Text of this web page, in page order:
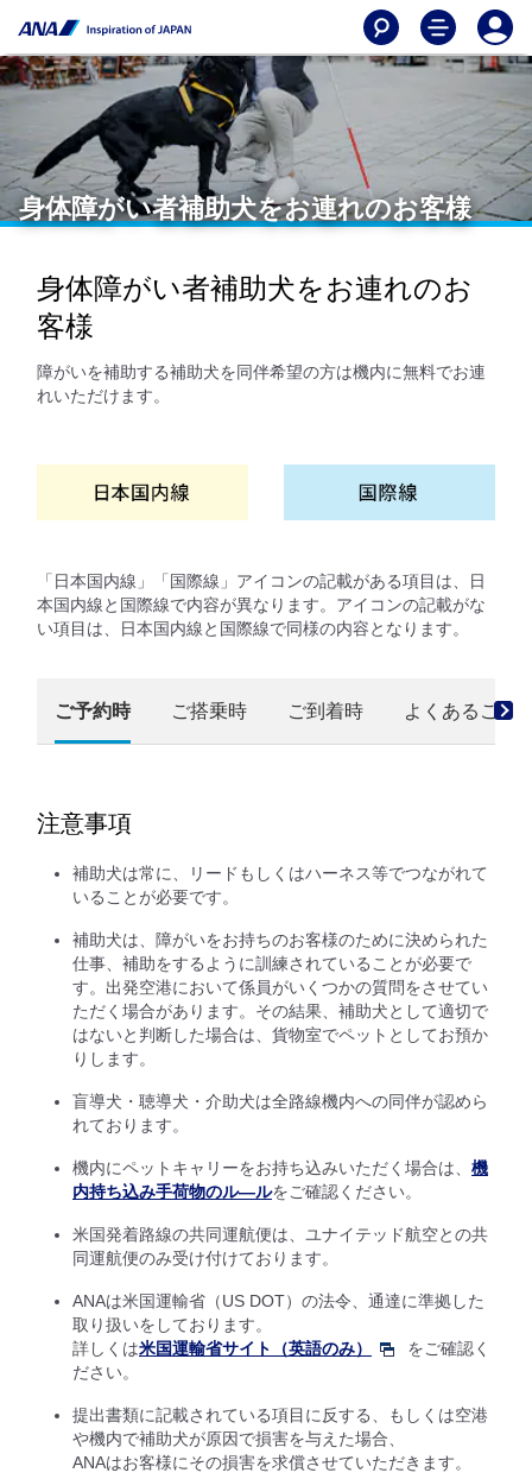
身体障がい者補助犬をお連れのお客様
身体障がい者補助犬をお連れのお
客様
障がいを補助する補助犬を同伴希望の方は機内に無料でお連
れいただけます。
「日本国内線」「国際線」アイコンの記載がある項目は、日
本国内線と国際線で内容が異なります。アイコンの記載がな
い項目は、日本国内線と国際線で同様の内容となります。
ご予約時 ご搭乗時 ご到着時 よくあるご質
注意事項
補助犬は常に、リードもしくはハーネス等でつながれて
いることが必要です。
補助犬は、障がいをお持ちのお客様のために決められた
仕事、補助をするように訓練されていることが必要で
す。出発空港において係員がいくつかの質問をさせてい
ただく場合があります。その結果、補助犬として適切で
はないと判断した場合は、貨物室でペットとしてお預か
りします。
盲導犬・聴導犬・介助犬は全路線機内への同伴が認めら
れております。
機内にペットキャリーをお持ち込みいただく場合は、 機
内持ち込み手荷物のル―ルをご確認ください。
米国発着路線の共同運航便は、ユナイテッド航空との共
同運航便のみ受け付けております。
ANAは米国運輸省（US DOT）の法令、通達に準拠した
取り扱いをしております。
詳しくは米国運輸省サイト（英語のみ）
をご確認く
ださい。
提出書類に記載されている項目に反する、もしくは空港
や機内で補助犬が原因で損害を与えた場合、
ANAはお客様にその損害を求償させていただきます。